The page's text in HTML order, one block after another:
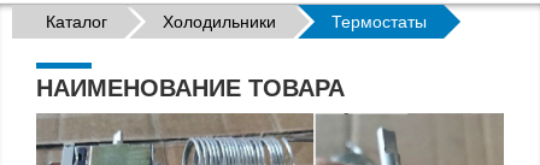
Каталог Холодильники Термостаты
НАИМЕНОВАНИЕ ТОВАРА